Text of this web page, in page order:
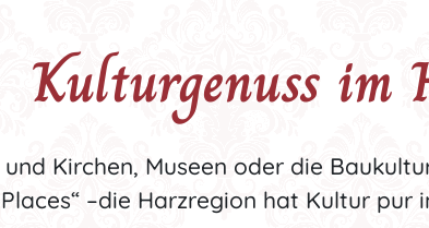
Kulturgenuss im
Kirchen, Museen oder die
Places“ –die Harzregion hat Kultur pur